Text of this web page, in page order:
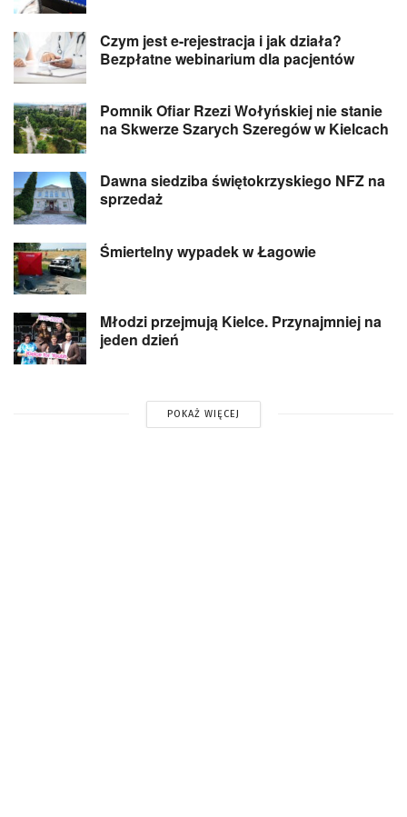
Czym jest e-rejestracja i jak działa?
Bezpłatne webinarium dla pacjentów
Pomnik Ofiar Rzezi Wołyńskiej nie stanie
na Skwerze Szarych Szeregów w Kielcach
Dawna siedziba świętokrzyskiego NFZ na
sprzedaż
Śmiertelny wypadek w Łagowie
Młodzi przejmują Kielce. Przynajmniej na
jeden dzień
POKAŻ WIĘCEJ